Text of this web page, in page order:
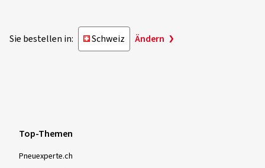
Sie bestellen in: Schweiz Ändern
Top-Themen
Pneuexperte.ch